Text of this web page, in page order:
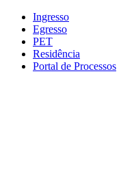
Conteúdo principal
Ingresso
Egresso
PET
Residência
Portal de Processos